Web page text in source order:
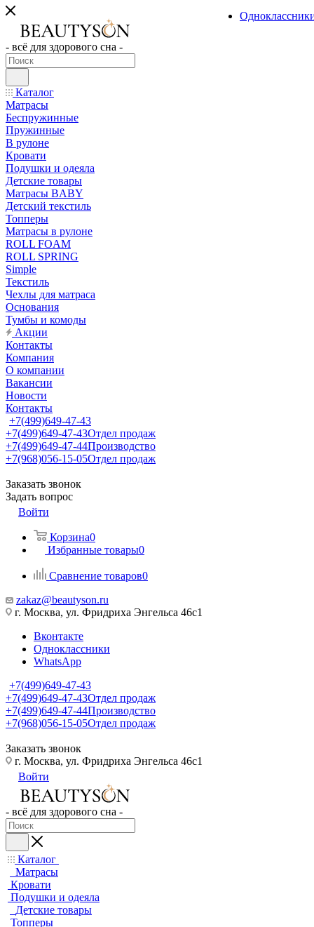
- всё для здорового сна -
Каталог
Матрасы
Беспружинные
Пружинные
В рулоне
Кровати
Подушки и одеяла
Детские товары
Матрасы BABY
Детский текстиль
Топперы
Матрасы в рулоне
ROLL FOAM
ROLL SPRING
Simple
Текстиль
Чехлы для матраса
Основания
Тумбы и комоды
Акции
Контакты
Компания
О компании
Вакансии
Новости
Контакты
+7(499)649-47-43
+7(499)649-47-43Отдел продаж
+7(499)649-47-44Производство
+7(968)056-15-05Отдел продаж
Заказать звонок
Задать вопрос
Войти
Корзина0
Избранные товары0
Сравнение товаров0
zakaz@beautyson.ru
г. Москва, ул. Фридриха Энгельса 46с1
Вконтакте
Одноклассники
WhatsApp
+7(499)649-47-43
+7(499)649-47-43Отдел продаж
+7(499)649-47-44Производство
+7(968)056-15-05Отдел продаж
Заказать звонок
г. Москва, ул. Фридриха Энгельса 46с1
Войти
- всё для здорового сна -
Каталог
Матрасы
Кровати
Подушки и одеяла
Детские товары
Топперы